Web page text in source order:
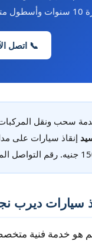
📞 اتصل
سحب ونقل المركبات
سيارات ديرب
هو خدمة فنية